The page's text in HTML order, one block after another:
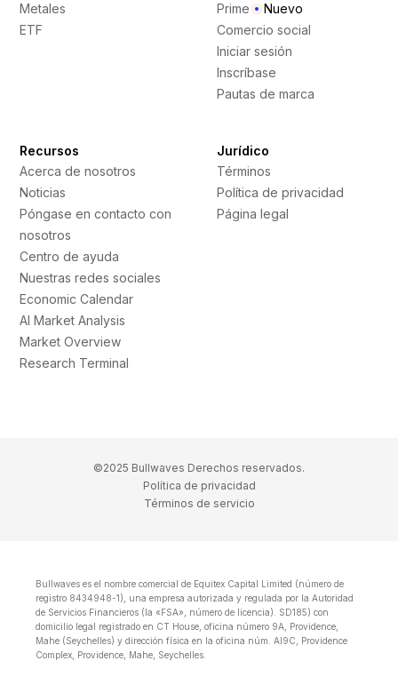
Metales
ETF
Prime
Nuevo
Comercio social
Iniciar sesión
Inscríbase
Pautas de marca
Recursos
Acerca de nosotros
Noticias
Póngase en contacto con
nosotros
Centro de ayuda
Nuestras redes sociales
Economic Calendar
AI Market Analysis
Market Overview
Research Terminal
Jurídico
Términos
Política de privacidad
Página legal
©2025 Bullwaves Derechos reservados.
Política de privacidad
Términos de servicio
Bullwaves es el nombre comercial de Equitex Capital Limited (número de
registro 8434948-1), una empresa autorizada y regulada por la Autoridad
de Servicios Financieros (la «FSA», número de licencia). SD185) con
domicilio legal registrado en CT House, oficina número 9A, Providence,
Mahe (Seychelles) y dirección física en la oficina núm. Al9C, Providence
Complex, Providence, Mahe, Seychelles.